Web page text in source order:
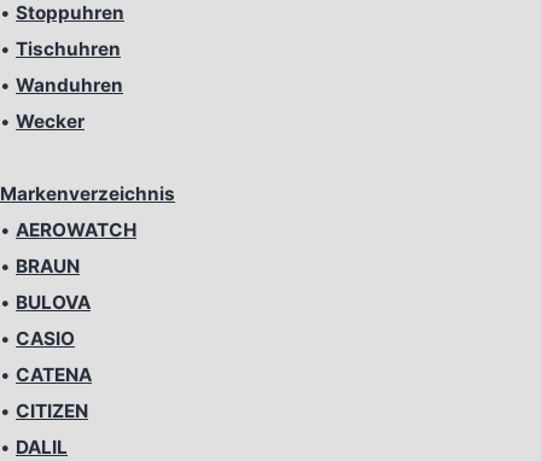
• Stoppuhren
• Tischuhren
• Wanduhren
• Wecker
Markenverzeichnis
• AEROWATCH
• BRAUN
• BULOVA
• CASIO
• CATENA
• CITIZEN
• DALIL